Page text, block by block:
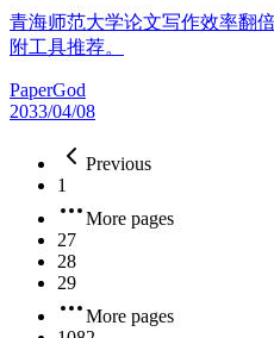
青海师范大学论文写作效率翻
附工具推荐。
PaperGod
2033/04/08
Previous
1
More pages
27
28
29
More pages